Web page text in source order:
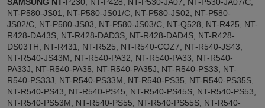
NT-P580-JS01, NT-P580-JS01/C, NT-P580-JS02, NT-P580-
JS02/C, NT-P580-JS03, NT-P580-JS03/С, NT-Q528, NT-R425, NT-
R428-DA43S, NT-R428-DAD3S, NT-R428-DAD4S, NT-R428-
DS03TH, NT-R431, NT-R525, NT-R540-COZ7, NT-R540-JS43,
NT-R540-JS43M, NT-R540-PA32, NT-R540-PA33, NT-R540-
PA33J, NT-R540-PA35, NT-R540-PA35J, NT-R540-PS33, NT-
R540-PS33J, NT-R540-PS33M, NT-R540-PS35, NT-R540-PS35S,
NT-R540-PS43, NT-R540-PS45, NT-R540-PS45S, NT-R540-PS53,
NT-R540-PS53M, NT-R540-PS55, NT-R540-PS55S, NT-R540-